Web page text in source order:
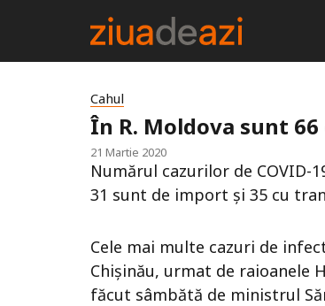
Cahul
În R. Moldova sunt 66
21 Martie 2020
Numărul cazurilor de COVID-
31 sunt de import și 35 cu
Cele mai multe cazuri de
Chişinău, urmat de raioanele
făcut sâmbătă de ministrul